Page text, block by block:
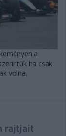
a
ha csak
volna.
rajtjait